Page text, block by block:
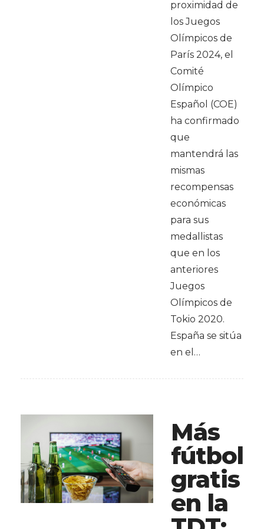
proximidad de
los Juegos
Olímpicos de
París 2024, el
Comité
Olímpico
Español (COE)
ha confirmado
que
mantendrá las
mismas
recompensas
económicas
para sus
medallistas
que en los
anteriores
Juegos
Olímpicos de
Tokio 2020.
España se sitúa
en el…
Más
fútbol
gratis
en la